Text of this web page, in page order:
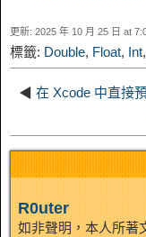
k m
I
n
更新: 2025 年 10 月 25 日 at
標籤: Double, Float, Int,
◀ 在 Xcode 中直接
R0uter
如非聲明，本人所著